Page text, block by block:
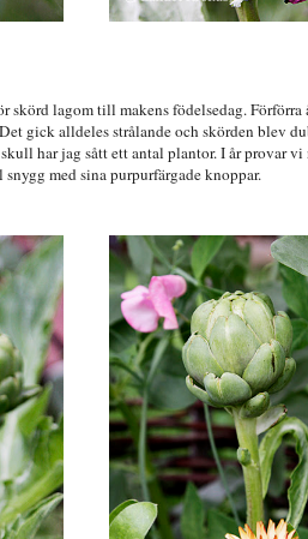
lagom till makens födelsedag. Förförra
gick alldeles strålande och skörden blev
har jag sått ett antal plantor. I år provar
med sina purpurfärgade knoppar.